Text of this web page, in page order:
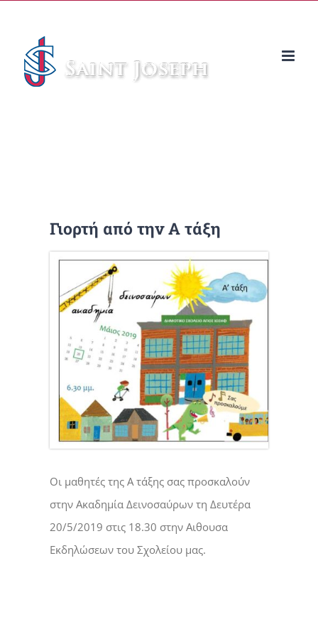
περιεχόμενο
Γιορτή από την Α τάξη
Οι μαθητές της Α τάξης σας προσκαλούν
στην Ακαδημία Δεινοσαύρων τη Δευτέρα
20/5/2019 στις 18.30 στην Αιθουσα
Εκδηλώσεων του Σχολείου μας.